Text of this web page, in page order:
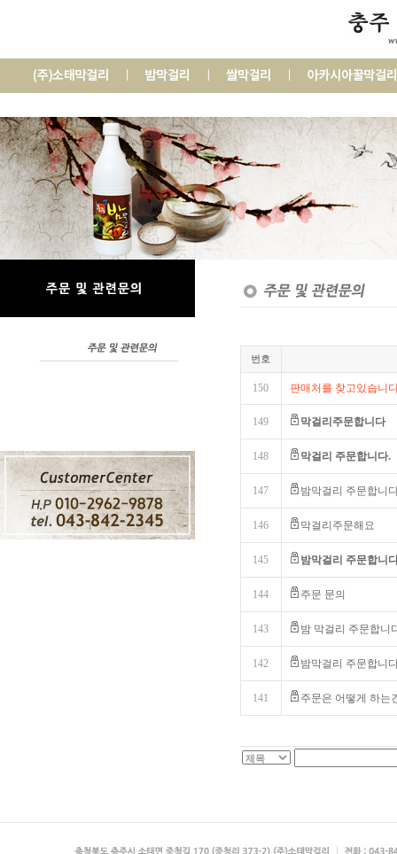
번호
150 판매처를 찾고있습니
149 막걸리주문합니다
148 막걸리 주문합니다.
147 밤막걸리 주문합니
146 막걸리주문해요
145 밤막걸리 주문합니
144 주문 문의
143 밤 막걸리 주문합니
142 밤막걸리 주문합니
141 주문은 어떻게 하는